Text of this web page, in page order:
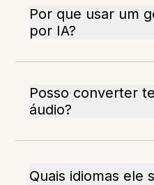
Por que usar um
por IA?
Posso converter
áudio?
Quais idiomas ele